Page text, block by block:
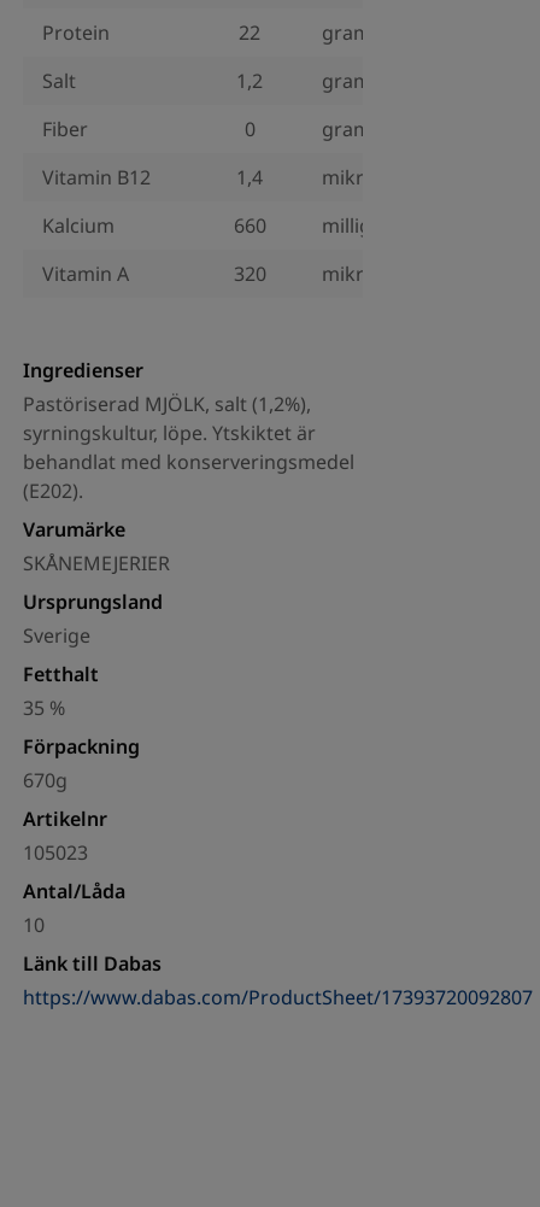
Protein 22
gram
Salt
1,2
gram
Fiber
0
gram
Vitamin B12
1,4
mikrogram
Kalcium
660
milligram
Vitamin A
320 mikrogram
Ingredienser
Pastöriserad MJÖLK, salt (1,2%),
syrningskultur, löpe. Ytskiktet är
behandlat med konserveringsmedel
(E202).
Varumärke
SKÅNEMEJERIER
Ursprungsland
Sverige
Fetthalt
35 %
Förpackning
670g
Artikelnr
105023
Antal/Låda
10
Länk till Dabas
https://www.dabas.com/ProductSheet/17393720092807